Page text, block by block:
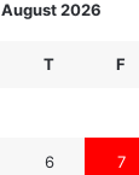
August 2026
T F
6 7